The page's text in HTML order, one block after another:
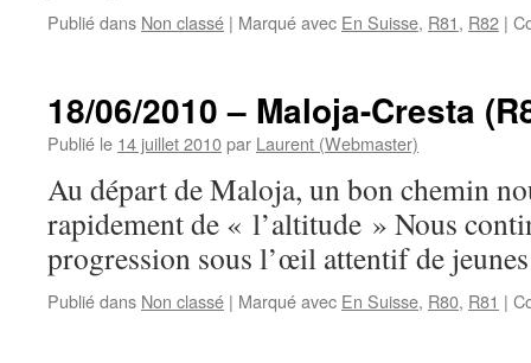
Publié dans Non classé | Marqué avec En Suisse, R81, R82 |
18/06/2010 – Maloja-Cresta
Publié le 14 juillet 2010par Laurent (Webmaster)
Au départ de Maloja, un bon chemin
rapidement de « l’altitude » Nous
progression sous l’œil attentif de
Publié dans Non classé | Marqué avec En Suisse, R80, R81 |